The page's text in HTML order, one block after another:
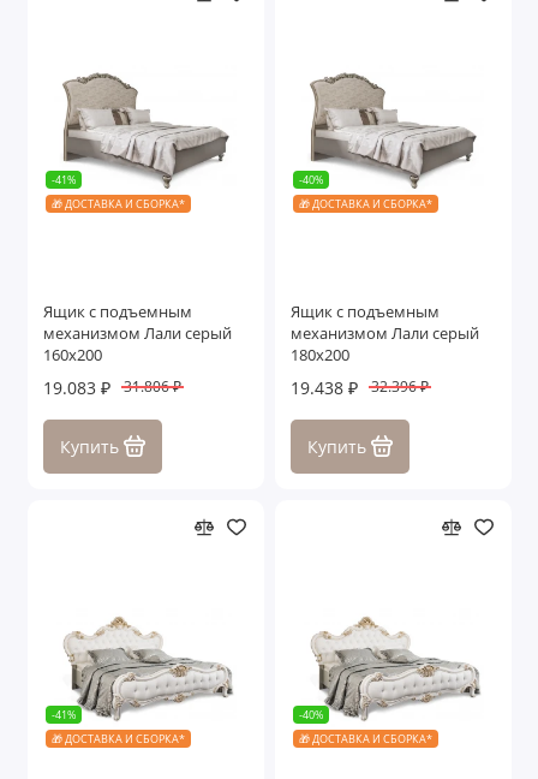
-41%
🎁 ДОСТАВКА И СБОРКА*
Ящик с подъемным
механизмом Лали серый
160х200
19.083 ₽ 31.806 ₽
Купить
-40%
🎁 ДОСТАВКА И СБОРКА*
Ящик с подъемным
механизмом Лали серый
180х200
19.438 ₽ 32.396 ₽
Купить
-41%
🎁 ДОСТАВКА И СБОРКА*
-40%
🎁 ДОСТАВКА И СБОРКА*